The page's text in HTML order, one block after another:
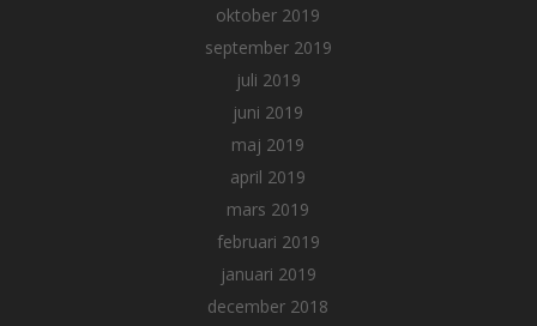
oktober 2019
september 2019
juli 2019
juni 2019
maj 2019
april 2019
mars 2019
februari 2019
januari 2019
december 2018